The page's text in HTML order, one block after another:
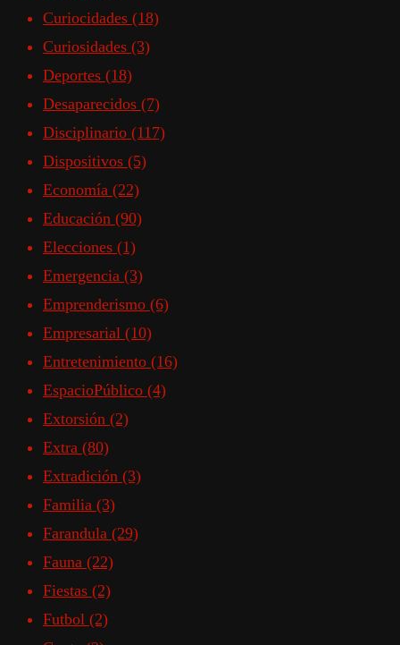
Curiocidades (18)
Curiosidades (3)
Deportes (18)
Desaparecidos (7)
Disciplinario (117)
Dispositivos (5)
Economía (22)
Educación (90)
Elecciones (1)
Emergencia (3)
Emprenderismo (6)
Empresarial (10)
Entretenimiento (16)
EspacioPúblico (4)
Extorsión (2)
Extra (80)
Extradición (3)
Familia (3)
Farandula (29)
Fauna (22)
Fiestas (2)
Futbol (2)